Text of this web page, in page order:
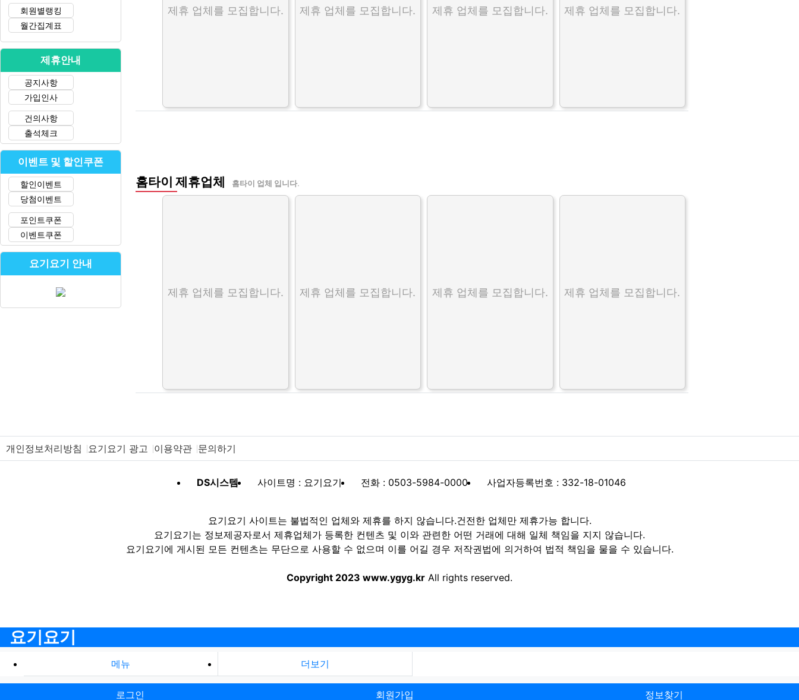
제휴 업체를 모집합니다. 제휴 업체를 모집합니다. 제휴 업체를 모집합니다. 제휴 업체를 모집합니다.
홈타이 제휴업체 홈타이 업체 입니다.
제휴 업체를 모집합니다. 제휴 업체를 모집합니다. 제휴 업체를 모집합니다. 제휴 업체를 모집합니다.
회원별랭킹
월간집계표
제휴안내
공지사항
가입인사
건의사항
출석체크
이벤트 및 할인쿠폰
할인이벤트
당첨이벤트
포인트쿠폰
이벤트쿠폰
요기요기 안내
개인정보처리방침 요기요기 광고 이용약관 문의하기
DS시스템 사이트명 : 요기요기 전화 : 0503-5984-0000 사업자등록번호 : 332-18-01046
요기요기 사이트는 불법적인 업체와 제휴를 하지 않습니다.건전한 업체만 제휴가능 합니다.
요기요기는 정보제공자로서 제휴업체가 등록한 컨텐츠 및 이와 관련한 어떤 거래에 대해 일체 책임을 지지 않습니다.
요기요기에 게시된 모든 컨텐츠는 무단으로 사용할 수 없으며 이를 어길 경우 저작권법에 의거하여 법적 책임을 물을 수 있습니다.
Copyright 2023 www.ygyg.kr All rights reserved.
요기요기
메뉴 더보기
로그인 회원가입 정보찾기